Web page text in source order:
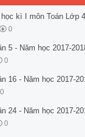
kì I môn Toán Lớp
0
5 - Năm học 2017-
0
16 - Năm học 2017-
0
24 - Năm học 2017-
0